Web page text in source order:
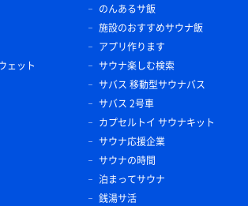
ェット
のんあるサ飯
施設のおすすめサウナ飯
アプリ作ります
サウナ楽しむ検索
サバス 移動型サウナバス
サバス 2号車
カプセルトイ サウナキット
サウナ応援企業
サウナの時間
泊まってサウナ
銭湯サ活